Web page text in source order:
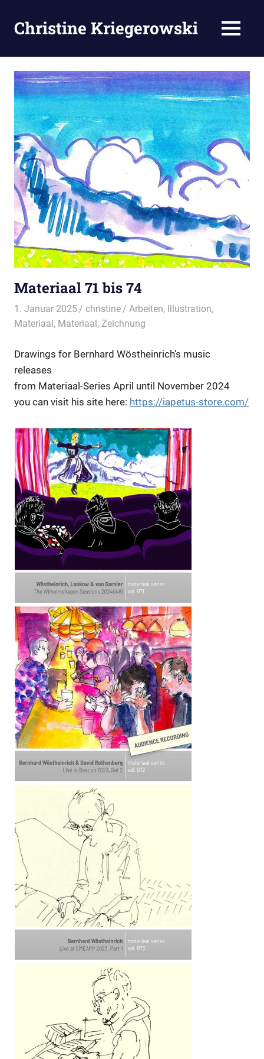
Inhalt
springen
Christine Kriegerowski MENÜ
Materiaal 71 bis 74
1. Januar 2025 christine Arbeiten, Illustration,
Materiaal , Materiaal , Zeichnung
Drawings for Bernhard Wöstheinrich’s music
releases
from Materiaal-Series April until November 2024
you can visit his site here: https://iapetus-store.com/